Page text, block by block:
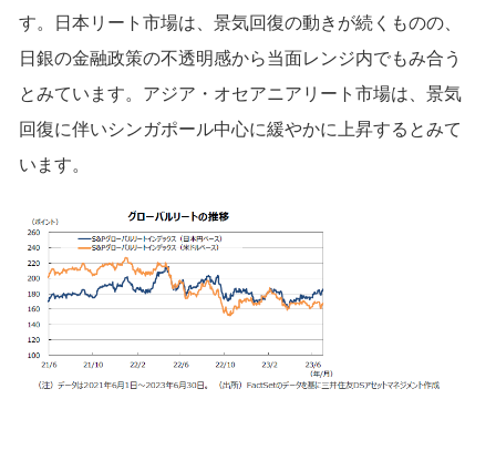
す。日本リート市場は、景気回復の動きが続くものの、
日銀の金融政策の不透明感から当面レンジ内でもみ合う
とみています。アジア・オセアニアリート市場は、景気
回復に伴いシンガポール中心に緩やかに上昇するとみて
います。